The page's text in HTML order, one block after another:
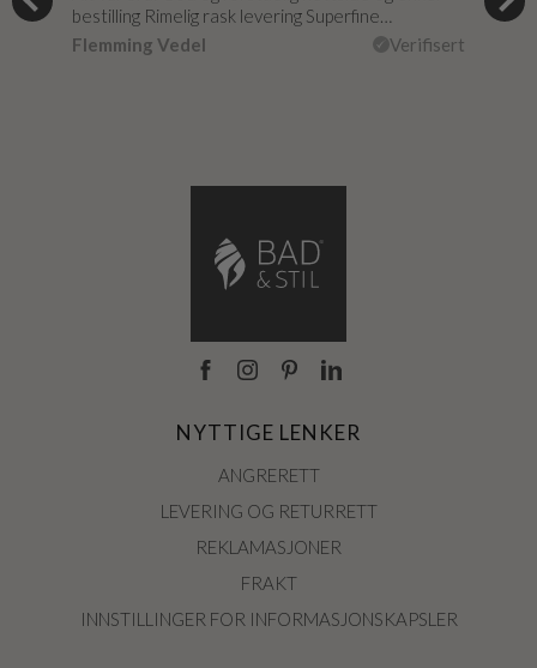
bestilling Rimelig rask levering Superfine…
Flemming Vedel
Verifisert
fikk
NYTTIGE LENKER
ANGRERETT
LEVERING OG RETURRETT
REKLAMASJONER
FRAKT
INNSTILLINGER FOR INFORMASJONSKAPSLER